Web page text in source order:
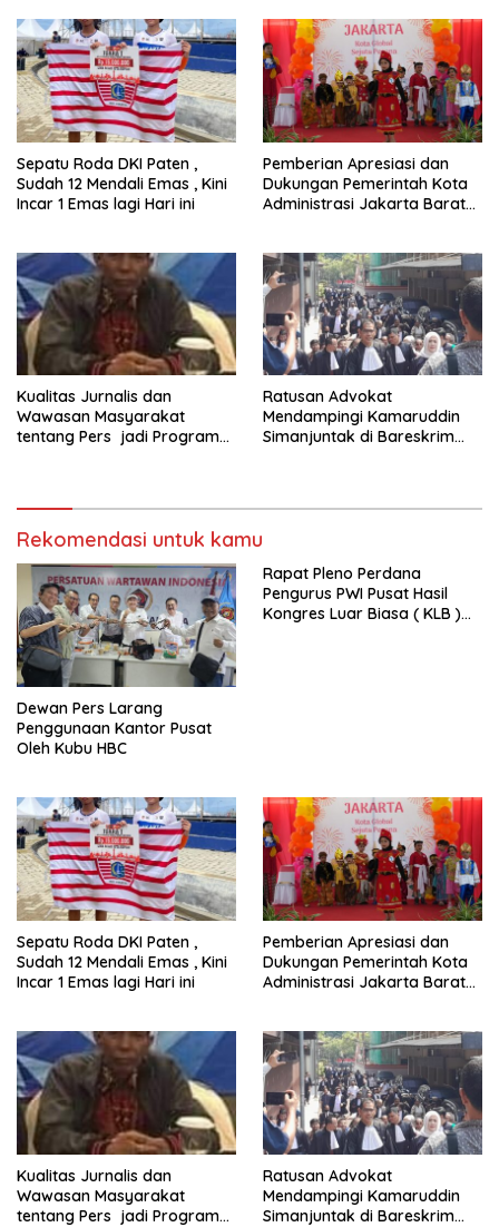
Sepatu Roda DKI Paten ,
Sudah 12 Mendali Emas , Kini
Incar 1 Emas lagi Hari ini
Pemberian Apresiasi dan
Dukungan Pemerintah Kota
Administrasi Jakarta Barat
Jelajah Sahabat Perempuan
dan Anak ( SAPA )
Kualitas Jurnalis dan
Wawasan Masyarakat
tentang Pers jadi Program
Ratusan Advokat
Mendampingi Kamaruddin
Simanjuntak di Bareskrim
Rekomendasi untuk kamu
Dewan Pers Larang
Penggunaan Kantor Pusat
Oleh Kubu HBC
Rapat Pleno Perdana
Pengurus PWI Pusat Hasil
Kongres Luar Biasa ( KLB )
Sepatu Roda DKI Paten ,
Sudah 12 Mendali Emas , Kini
Incar 1 Emas lagi Hari ini
Pemberian Apresiasi dan
Dukungan Pemerintah Kota
Administrasi Jakarta Barat
Jelajah Sahabat Perempuan
dan Anak ( SAPA )
Kualitas Jurnalis dan
Wawasan Masyarakat
tentang Pers jadi Program
Ratusan Advokat
Mendampingi Kamaruddin
Simanjuntak di Bareskrim